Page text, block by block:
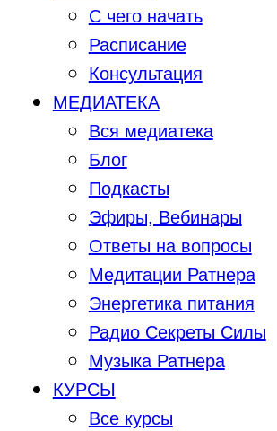
С чего начать
Расписание
Консультация
МЕДИАТЕКА
Вся медиатека
Блог
Подкасты
Эфиры, Вебинары
Ответы на вопросы
Медитации Ратнера
Энергетика питания
Радио Секреты Силы
Музыка Ратнера
КУРСЫ
Все курсы